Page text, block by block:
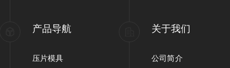
产品导航
压片模具
关于我们
公司简介